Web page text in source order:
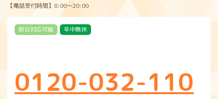
【電話受付時間】8:00〜20:00
即日対応可能 年中無休
0120-032-110